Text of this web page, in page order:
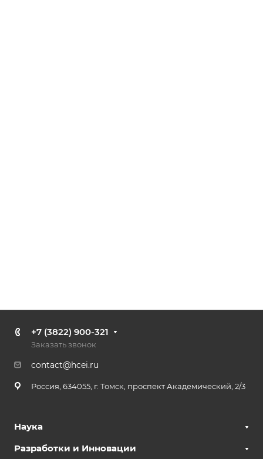
+7 (3822) 900-321
Заказать звонок
contact@hcei.ru
Россия, 634055, г. Томск, проспект Академический, 2/3
Наука
Разработки и Инновации